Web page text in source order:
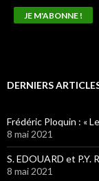
DERNIERS
Frédéric Ploquin : «
8 mai 2021
S. EDOUARD et
8 mai 2021